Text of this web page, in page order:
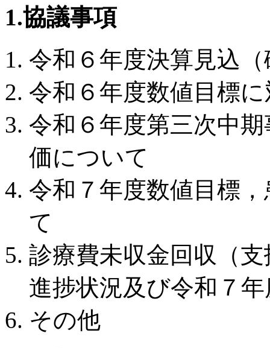
1.協議事項
令和６年度決算見込
令和６年度数値目標
令和６年度第三次中
価について
令和７年度数値目標
て
診療費未収金回収（
進捗状況及び令和７
その他